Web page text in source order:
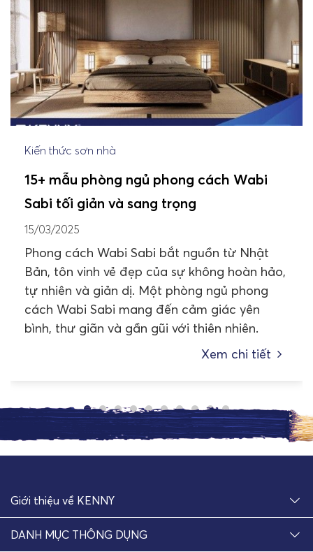
Kiến thức sơn nhà
15+ mẫu phòng ngủ phong cách Wabi
Sabi tối giản và sang trọng
15/03/2025
Phong cách Wabi Sabi bắt nguồn từ Nhật
Bản, tôn vinh vẻ đẹp của sự không hoàn hảo,
tự nhiên và giản dị. Một phòng ngủ phong
cách Wabi Sabi mang đến cảm giác yên
bình, thư giãn và gần gũi với thiên nhiên.
Xem chi tiết
Giới thiệu về KENNY
DANH MỤC THÔNG DỤNG